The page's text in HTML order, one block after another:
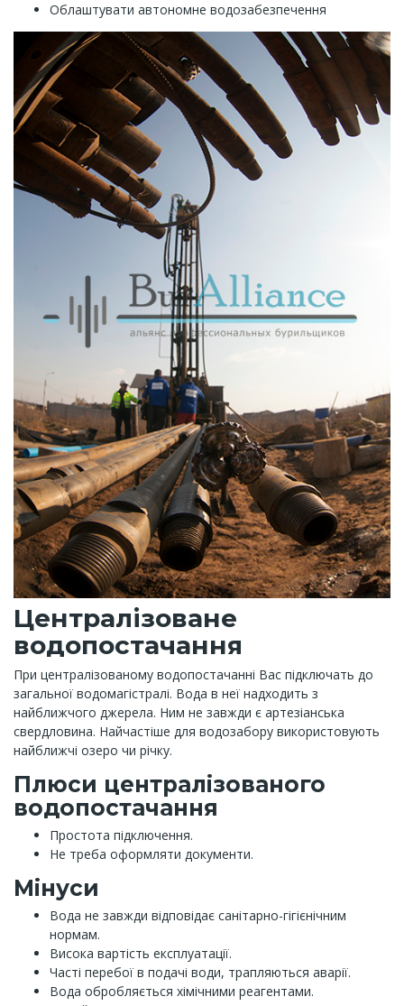
Облаштувати автономне водозабезпечення
Централізоване
водопостачання
При централізованому водопостачанні Вас підключать до
загальної водомагістралі. Вода в неї надходить з
найближчого джерела. Ним не завжди є артезіанська
свердловина. Найчастіше для водозабору використовують
найближчі озеро чи річку.
Плюси централізованого
водопостачання
Простота підключення.
Не треба оформляти документи.
Мінуси
Вода не завжди відповідає санітарно-гігієнічним
нормам.
Висока вартість експлуатації.
Часті перебої в подачі води, трапляються аварії.
Вода обробляється хімічними реагентами.